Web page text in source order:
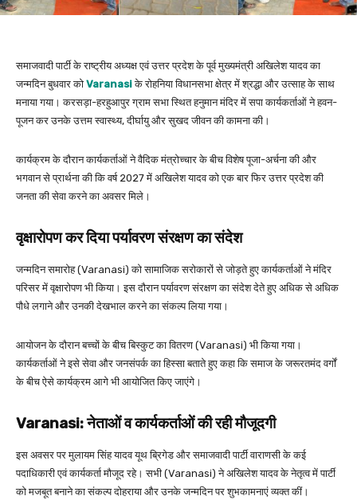
समाजवादी पार्टी के राष्ट्रीय अध्यक्ष एवं उत्तर प्रदेश के पूर्व मुख्यमंत्री अखिलेश यादव का
जन्मदिन बुधवार को Varanasiके रोहनिया विधानसभा क्षेत्र में श्रद्धा और उत्साह के साथ
मनाया गया। करसड़ा-हरहुआपुर ग्राम सभा स्थित हनुमान मंदिर में सपा कार्यकर्ताओं ने हवन-
पूजन कर उनके उत्तम स्वास्थ्य, दीर्घायु और सुखद जीवन की कामना की।
कार्यक्रम के दौरान कार्यकर्ताओं ने वैदिक मंत्रोच्चार के बीच विशेष पूजा-अर्चना की और
भगवान से प्रार्थना की कि वर्ष 2027 में अखिलेश यादव को एक बार फिर उत्तर प्रदेश की
जनता की सेवा करने का अवसर मिले।
वृक्षारोपण कर दिया पर्यावरण संरक्षण का संदेश
जन्मदिन समारोह (Varanasi) को सामाजिक सरोकारों से जोड़ते हुए कार्यकर्ताओं ने मंदिर
परिसर में वृक्षारोपण भी किया। इस दौरान पर्यावरण संरक्षण का संदेश देते हुए अधिक से अधिक
पौधे लगाने और उनकी देखभाल करने का संकल्प लिया गया।
आयोजन के दौरान बच्चों के बीच बिस्कुट का वितरण (Varanasi) भी किया गया।
कार्यकर्ताओं ने इसे सेवा और जनसंपर्क का हिस्सा बताते हुए कहा कि समाज के जरूरतमंद वर्गों
के बीच ऐसे कार्यक्रम आगे भी आयोजित किए जाएंगे।
Varanasi: नेताओं व कार्यकर्ताओं की रही मौजूदगी
इस अवसर पर मुलायम सिंह यादव यूथ ब्रिगेड और समाजवादी पार्टी वाराणसी के कई
पदाधिकारी एवं कार्यकर्ता मौजूद रहे। सभी (Varanasi) ने अखिलेश यादव के नेतृत्व में पार्टी
को मजबूत बनाने का संकल्प दोहराया और उनके जन्मदिन पर शुभकामनाएं व्यक्त कीं।